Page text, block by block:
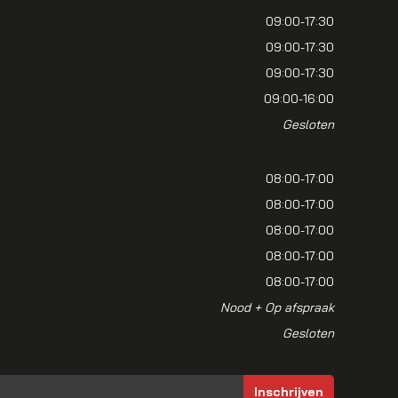
09:00-17:30
09:00-17:30
09:00-17:30
09:00-16:00
Gesloten
08:00-17:00
08:00-17:00
08:00-17:00
08:00-17:00
08:00-17:00
Nood + Op afspraak
Gesloten